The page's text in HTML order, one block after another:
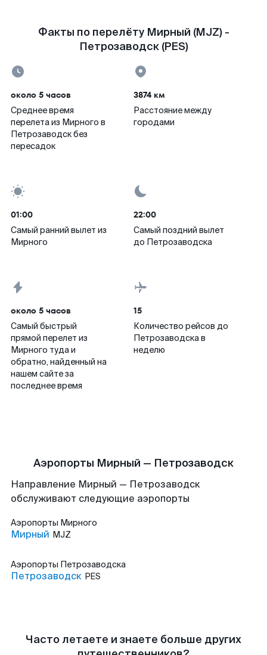
Факты по перелёту Мирный (MJZ) -
Петрозаводск (PES)
около 5 часов
Среднее время
перелета из Мирного в
Петрозаводск без
пересадок
3874 км
Расстояние между
городами
01:00
Самый ранний вылет из
Мирного
22:00
Самый поздний вылет
до Петрозаводска
около 5 часов
Самый быстрый
прямой перелет из
Мирного туда и
обратно, найденный на
нашем сайте за
последнее время
15
Количество рейсов до
Петрозаводска в
неделю
Аэропорты Мирный — Петрозаводск
Направление Мирный — Петрозаводск
обслуживают следующие аэропорты
Аэропорты Мирного
Мирный MJZ
Аэропорты Петрозаводска
Петрозаводск PES
Часто летаете и знаете больше других